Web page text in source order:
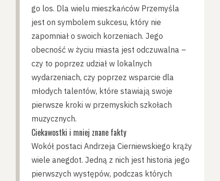
go los. Dla wielu mieszkańców Przemyśla
jest on symbolem sukcesu, który nie
zapomniał o swoich korzeniach. Jego
obecność w życiu miasta jest odczuwalna –
czy to poprzez udział w lokalnych
wydarzeniach, czy poprzez wsparcie dla
młodych talentów, które stawiają swoje
pierwsze kroki w przemyskich szkołach
muzycznych.
Ciekawostki i mniej znane fakty
Wokół postaci Andrzeja Cierniewskiego krąży
wiele anegdot. Jedną z nich jest historia jego
pierwszych występów, podczas których